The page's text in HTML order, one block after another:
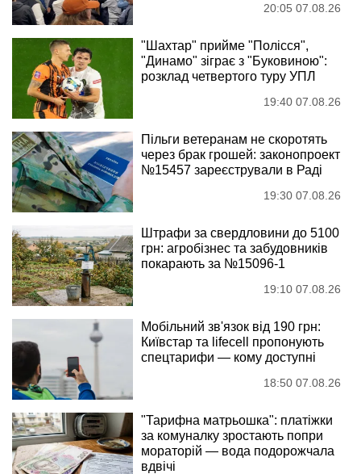
20:05 07.08.26
"Шахтар" прийме "Полісся",
"Динамо" зіграє з "Буковиною":
розклад четвертого туру УПЛ
19:40 07.08.26
Пільги ветеранам не скоротять
через брак грошей: законопроект
№15457 зареєстрували в Раді
19:30 07.08.26
Штрафи за свердловини до 5100
грн: агробізнес та забудовників
покарають за №15096-1
19:10 07.08.26
Мобільний зв'язок від 190 грн:
Київстар та lifecell пропонують
спецтарифи — кому доступні
18:50 07.08.26
"Тарифна матрьошка": платіжки
за комуналку зростають попри
мораторій — вода подорожчала
вдвічі